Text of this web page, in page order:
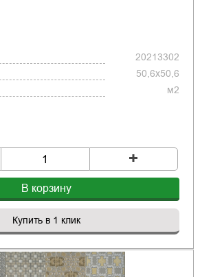
20213302
50,6x50,6
м2
+
В корзину
Купить в 1 клик